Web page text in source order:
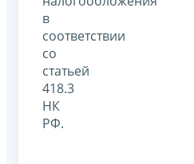
в
соответствии
со
статьей
418.3
НК
РФ.